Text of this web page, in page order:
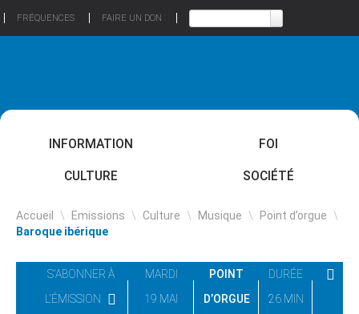
FRÉQUENCES FAIRE UN DON
INFORMATION FOI
CULTURE SOCIÉTÉ
Accueil \ Emissions \ Culture \ Musique \ Point d’orgue \
Baroque ibérique
S'ABONNER À
L'ÉMISSION
MARDI
19 MAI
POINT
D’ORGUE
DURÉE
26 MIN